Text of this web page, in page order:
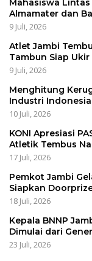
Mahasiswa
Almamater dan
9 Juli, 2026
Atlet Jambi
Tambun Siap Ukir
9 Juli, 2026
Menghitung
Industri Indonesia
10 Juli, 2026
KONI Apresiasi
Atletik Tembus
17 Juli, 2026
Pemkot Jambi
Siapkan
18 Juli, 2026
Kepala BNNP
Dimulai dari
23 Juli, 2026